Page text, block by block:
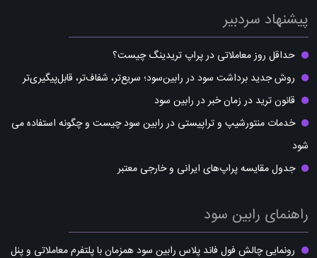
پیشنهاد سردبیر
حداقل روز معاملاتی در پراپ تریدینگ چیست؟
روش جدید برداشت سود در رابین‌سود؛ سریع‌تر، شفاف‌تر، قابل‌پیگیری‌تر
قانون ترید در زمان خبر در رابین سود
خدمات منتورشیپ و تراپیستی در رابین سود چیست و چگونه استفاده می
شود
جدول مقایسه پراپ‌های ایرانی و خارجی معتبر
راهنمای رابین سود
رونمایی چالش فول فاند پلاس رابین سود همزمان با پلتفرم معاملاتی و پنل